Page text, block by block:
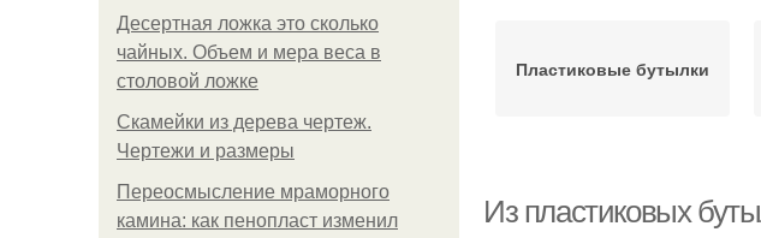
Десертная ложка это сколько
чайных. Объем и мера веса в
столовой ложке
Скамейки из дерева чертеж.
Чертежи и размеры
Переосмысление мраморного
камина: как пенопласт изменил
Пластиковые бутылки
Из пластиковых